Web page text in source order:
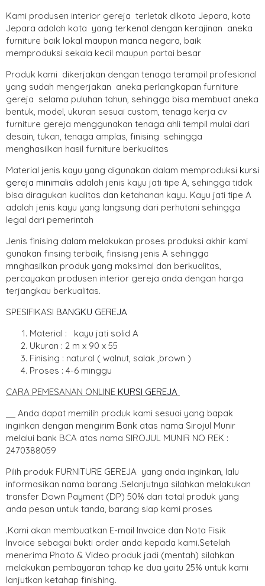
Kami produsen interior gereja terletak dikota Jepara, kota
Jepara adalah kota yang terkenal dengan kerajinan aneka
furniture baik lokal maupun manca negara, baik
memproduksi sekala kecil maupun partai besar
Produk kami dikerjakan dengan tenaga terampil profesional
yang sudah mengerjakan aneka perlangkapan furniture
gereja selama puluhan tahun, sehingga bisa membuat aneka
bentuk, model, ukuran sesuai custom, tenaga kerja cv
furniture gereja menggunakan tenaga ahli tempil mulai dari
desain, tukan, tenaga amplas, finising sehingga
menghasilkan hasil furniture berkualitas
Material jenis kayu yang digunakan dalam memproduksi kursi
gereja minimalis adalah jenis kayu jati tipe A, sehingga tidak
bisa diragukan kualitas dan ketahanan kayu. Kayu jati tipe A
adalah jenis kayu yang langsung dari perhutani sehingga
legal dari pemerintah
Jenis finising dalam melakukan proses produksi akhir kami
gunakan finsing terbaik, finsisng jenis A sehingga
mnghasilkan produk yang maksimal dan berkualitas,
percayakan produsen interior gereja anda dengan harga
terjangkau berkualitas.
SPESIFIKASI BANGKU GEREJA
Material : kayu jati solid A
Ukuran : 2 m x 90 x 55
Finising : natural ( walnut, salak ,brown )
Proses : 4-6 minggu
CARA PEMESANAN ONLINE KURSI GEREJA
Anda dapat memilih produk kami sesuai yang bapak
inginkan dengan mengirim Bank atas nama Sirojul Munir
melalui bank BCA atas nama SIROJUL MUNIR NO REK :
2470388059
Pilih produk FURNITURE GEREJA yang anda inginkan, lalu
informasikan nama barang .Selanjutnya silahkan melakukan
transfer Down Payment (DP) 50% dari total produk yang
anda pesan untuk tanda, barang siap kami proses
.Kami akan membuatkan E-mail Invoice dan Nota Fisik
Invoice sebagai bukti order anda kepada kami.Setelah
menerima Photo & Video produk jadi (mentah) silahkan
melakukan pembayaran tahap ke dua yaitu 25% untuk kami
lanjutkan ketahap finishing.